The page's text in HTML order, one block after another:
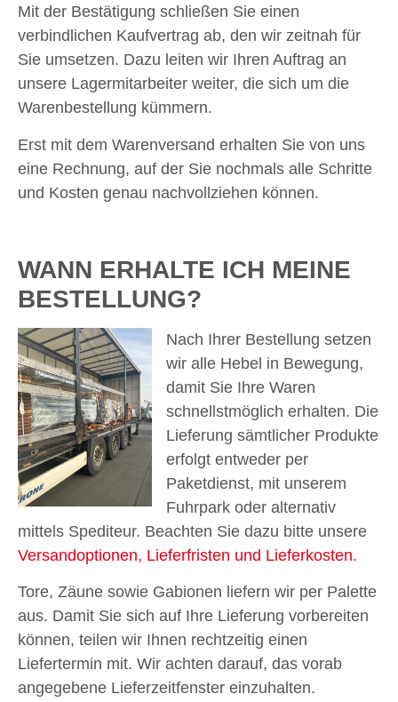
Mit der Bestätigung schließen Sie einen
verbindlichen Kaufvertrag ab, den wir zeitnah für
Sie umsetzen. Dazu leiten wir Ihren Auftrag an
unsere Lagermitarbeiter weiter, die sich um die
Warenbestellung kümmern.
Erst mit dem Warenversand erhalten Sie von uns
eine Rechnung, auf der Sie nochmals alle Schritte
und Kosten genau nachvollziehen können.
WANN ERHALTE ICH MEINE
BESTELLUNG?
Nach Ihrer Bestellung setzen
wir alle Hebel in Bewegung,
damit Sie Ihre Waren
schnellstmöglich erhalten. Die
Lieferung sämtlicher Produkte
erfolgt entweder per
Paketdienst, mit unserem
Fuhrpark oder alternativ
mittels Spediteur. Beachten Sie dazu bitte unsere
Versandoptionen, Lieferfristen und Lieferkosten.
Tore, Zäune sowie Gabionen liefern wir per Palette
aus. Damit Sie sich auf Ihre Lieferung vorbereiten
können, teilen wir Ihnen rechtzeitig einen
Liefertermin mit. Wir achten darauf, das vorab
angegebene Lieferzeitfenster einzuhalten.